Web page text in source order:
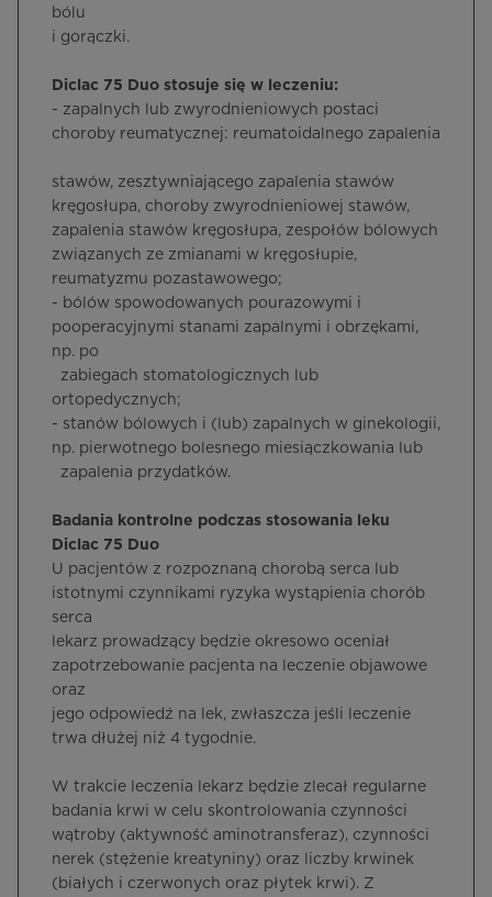
bólu
i gorączki.
Diclac 75 Duo stosuje się w leczeniu:
- zapalnych lub zwyrodnieniowych postaci
choroby reumatycznej: reumatoidalnego zapalenia
stawów, zesztywniającego zapalenia stawów
kręgosłupa, choroby zwyrodnieniowej stawów,
zapalenia stawów kręgosłupa, zespołów bólowych
związanych ze zmianami w kręgosłupie,
reumatyzmu pozastawowego;
- bólów spowodowanych pourazowymi i
pooperacyjnymi stanami zapalnymi i obrzękami,
np. po
zabiegach stomatologicznych lub
ortopedycznych;
- stanów bólowych i (lub) zapalnych w ginekologii,
np. pierwotnego bolesnego miesiączkowania lub
zapalenia przydatków.
Badania kontrolne podczas stosowania leku
Diclac 75 Duo
U pacjentów z rozpoznaną chorobą serca lub
istotnymi czynnikami ryzyka wystąpienia chorób
serca
lekarz prowadzący będzie okresowo oceniał
zapotrzebowanie pacjenta na leczenie objawowe
oraz
jego odpowiedź na lek, zwłaszcza jeśli leczenie
trwa dłużej niż 4 tygodnie.
W trakcie leczenia lekarz będzie zlecał regularne
badania krwi w celu skontrolowania czynności
wątroby (aktywność aminotransferaz), czynności
nerek (stężenie kreatyniny) oraz liczby krwinek
(białych i czerwonych oraz płytek krwi). Z